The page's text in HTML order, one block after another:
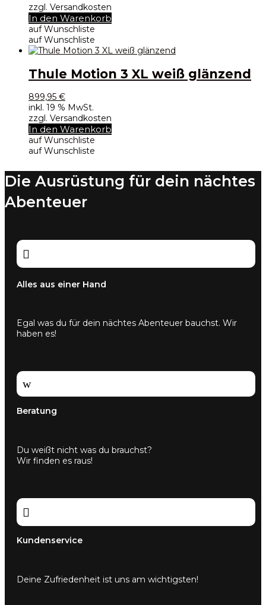
zzgl. Versandkosten
In den Warenkorb
auf Wunschliste
auf Wunschliste
Thule Motion 3 XL weiß glänzend
899,95 €
inkl. 19 % MwSt.
zzgl. Versandkosten
In den Warenkorb
auf Wunschliste
auf Wunschliste
Die Ausrüstung für dein nächtes
Abenteuer

Alles aus einer Hand
Egal was du für dein nächtes Abenteuer bauchst. Wir
haben es!
w
Beratung
Du weißt nicht was du brauchst?
Wir finden es raus!

Kundenservice
Deine Zufriedenheit ist uns am wichtigsten!